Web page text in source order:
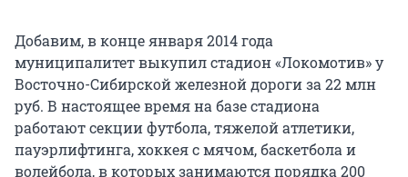
Добавим, в конце января 2014 года
муниципалитет выкупил стадион «Локомотив» у
Восточно-Сибирской железной дороги за 22 млн
руб. В настоящее время на базе стадиона
работают секции футбола, тяжелой атлетики,
пауэрлифтинга, хоккея с мячом, баскетбола и
волейбола, в которых занимаются порядка 200